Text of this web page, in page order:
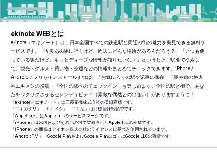
ekinote WEBとは
ekinote（エキノート）は、日本全国すべての鉄道駅と周辺の街の魅力を発見できる無料サ
ービスです。「今度あの駅に行くけど、周辺にどんな場所があるんだろう？」「いつも使
っている駅だけど、もっとディープな情報が知りたいな！」というとき、駅名で検索し
て、観光・グルメ・買い物・交通などの情報をまとめてチェックできます。iPhone /
Androidアプリをインストールすれば、「お気に入りの駅や記事の保存」「駅や街の魅力
やエキメシの投稿」「全国の駅へのチェックイン」も楽しめます。全国の駅と街で、あな
たをワクワクさせるセレンディピティ（素敵な偶然との出逢い）がありますように！
「ekinote／エキノート」は三菱電機株式会社の登録商標です。
「エキガタリ」「エキメシ」「エキ活」は商標登録出願中です。
「App Store」はApple Inc.のサービスマークです。
「iPhone」は米国およびその他の国で登録されたApple Inc.の商標です。
「iPhone」の商標はアイホン株式会社のライセンスに基づき使用されています。
「AndroidTM 」「Google PlayおよびGoogle Playロゴ」はGoogle LLCの商標です。